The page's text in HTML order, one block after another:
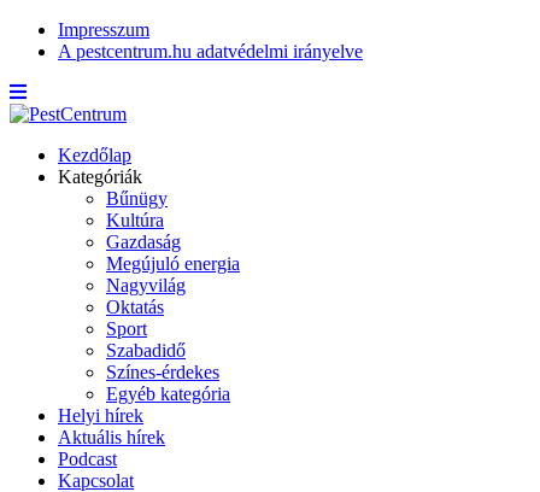
Impresszum
A pestcentrum.hu adatvédelmi irányelve
Kezdőlap
Kategóriák
Bűnügy
Kultúra
Gazdaság
Megújuló energia
Nagyvilág
Oktatás
Sport
Szabadidő
Színes-érdekes
Egyéb kategória
Helyi hírek
Aktuális hírek
Podcast
Kapcsolat